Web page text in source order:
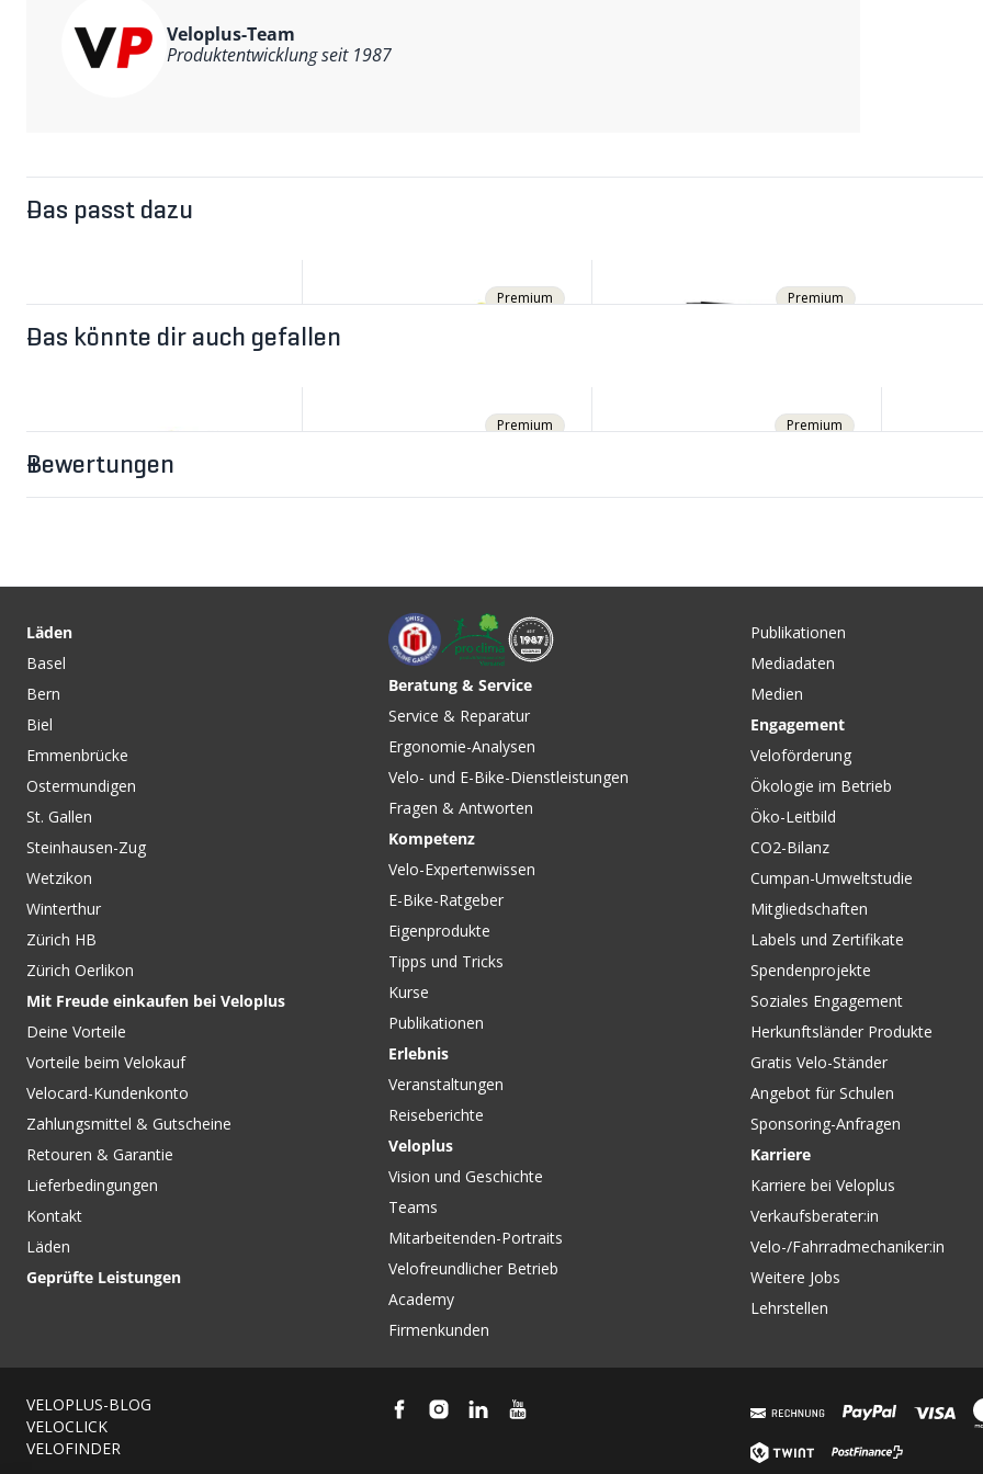
Veloplus-Team
Produktentwicklung seit 1987
Das passt dazu
für Kassette und
Wechselrädchen von PARK
TOOL
Premium
leicht abbaubar - von
VELOPLUS SWISS DESIGN
Premium
VELOREINIGER - von
VELOPLUS SWISS DESIGN
Das könnte dir auch gefallen
CHF 74.90
PETRUS VELOPFLEGE-SET
von VELOPLUS SWISS
DESIGN
Premium
CHF 19.90
PETRUS KETTENREINIGER
biologisch abbaubar /
500ML von VELOPLUS
Premium
PETRUS GEL-VELOREINIGER
1000ml Nachfüllflasche,
biologisch leicht abbaubar /
1000ML von VELOPLUS
Bewertungen
Läden
Basel
Bern
Biel
Emmenbrücke
Ostermundigen
St. Gallen
Steinhausen-Zug
Wetzikon
Winterthur
Zürich HB
Zürich Oerlikon
Mit Freude einkaufen bei Veloplus
Deine Vorteile
Vorteile beim Velokauf
Velocard-Kundenkonto
Zahlungsmittel & Gutscheine
Retouren & Garantie
Lieferbedingungen
Kontakt
Läden
Geprüfte Leistungen
Beratung & Service
Service & Reparatur
Ergonomie-Analysen
Velo- und E-Bike-Dienstleistungen
Fragen & Antworten
Kompetenz
Velo-Expertenwissen
E-Bike-Ratgeber
Eigenprodukte
Tipps und Tricks
Kurse
Publikationen
Erlebnis
Veranstaltungen
Reiseberichte
Veloplus
Vision und Geschichte
Teams
Mitarbeitenden-Portraits
Velofreundlicher Betrieb
Academy
Firmenkunden
Publikationen
Mediadaten
Medien
Engagement
Veloförderung
Ökologie im Betrieb
Öko-Leitbild
CO2-Bilanz
Cumpan-Umweltstudie
Mitgliedschaften
Labels und Zertifikate
Spendenprojekte
Soziales Engagement
Herkunftsländer Produkte
Gratis Velo-Ständer
Angebot für Schulen
Sponsoring-Anfragen
Karriere
Karriere bei Veloplus
Verkaufsberater:in
Velo-/Fahrradmechaniker:in
Weitere Jobs
Lehrstellen
VELOPLUS-BLOG
VELOCLICK
VELOFINDER